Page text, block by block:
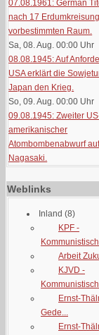
07.08.1961: German
nach 17
vorbestimmten Raum.
Sa, 08. Aug. 00:00 Uhr
08.08.1945: Auf
USA erklärt die
Japan den Krieg.
So, 09. Aug. 00:00 Uhr
09.08.1945: Zweiter
amerikanischer
Atombombenabwurf
Nagasaki.
Weblinks
Inland (8)
KPF -
Arbeit
KJVD -
Ernst-
Gede...
Ernst-